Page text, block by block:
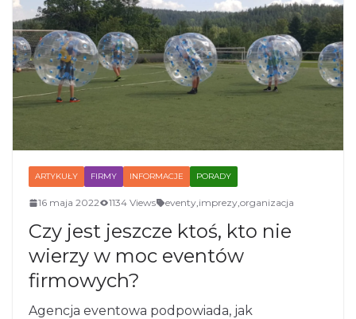
ARTYKUŁY FIRMY INFORMACJE PORADY
16 maja 2022 1134 Views eventy imprezy organizacja
Czy jest jeszcze ktoś, kto nie
wierzy w moc eventów
firmowych?
Agencja eventowa podpowiada, jak